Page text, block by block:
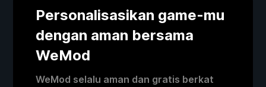
Personalisasikan game-mu
dengan aman bersama
WeMod
WeMod selalu aman dan gratis berkat